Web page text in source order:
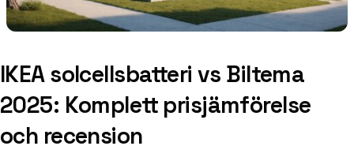
IKEA solcellsbatteri vs Biltema
2025: Komplett prisjämförelse
och recension